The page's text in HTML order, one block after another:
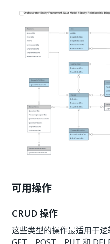
可用操作
CRUD 操作
这些类型的操作最适用于